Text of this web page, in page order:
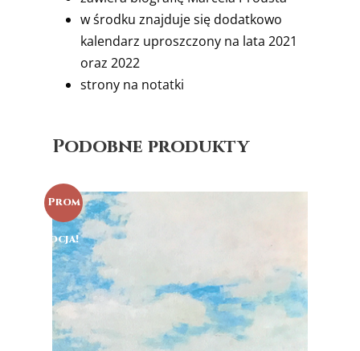
w środku znajduje się dodatkowo
kalendarz uproszczony na lata 2021
oraz 2022
strony na notatki
Podobne produkty
Prom
ocja!